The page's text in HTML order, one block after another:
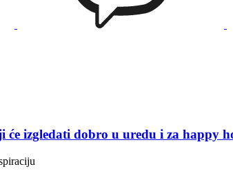
izgledati dobro u uredu i za happy